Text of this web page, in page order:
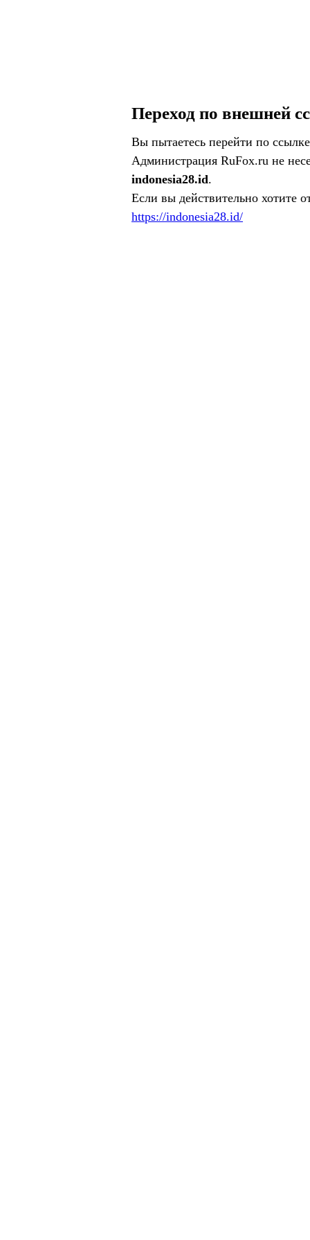
Переход по внешней
Вы пытаетесь перейти по
Администрация RuFox.ru не
indonesia28.id.
Если вы действительно хотите
https://indonesia28.id/